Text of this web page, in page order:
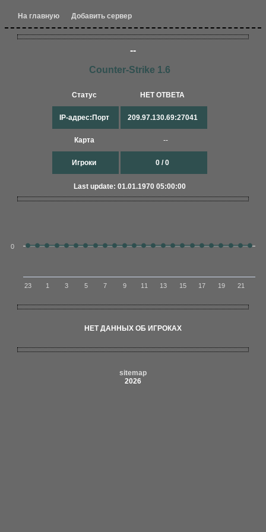
На главную Добавить сервер
--
Counter-Strike 1.6
Статус
IP-адрес:Порт
Карта
Игроки
НЕТ ОТВЕТА
209.97.130.69:27041
--
0 / 0
Last update: 01.01.1970 05:00:00
23 1 3 5 7 9 11 13 15 17 19 21
0
НЕТ ДАННЫХ ОБ ИГРОКАХ
sitemap
2026